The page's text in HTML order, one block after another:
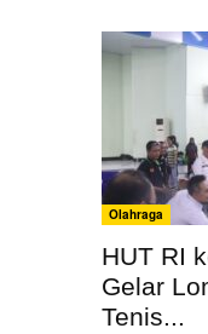
Olahraga
HUT RI
Gelar
Tenis...